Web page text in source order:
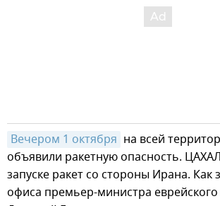
Вечером 1 октября на всей
объявили ракетную опасность.
запуске ракет со стороны Ирана. Как
офиса премьер-министра еврейского